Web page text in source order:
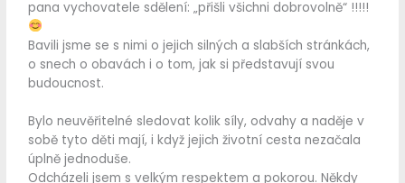
pana vychovatele sdělení: „přišli všichni dobrovolně“ !!!!!
Bavili jsme se s nimi o jejich silných a slabších stránkách,
o snech o obavách i o tom, jak si představují svou
budoucnost.
Bylo neuvěřitelné sledovat kolik síly, odvahy a naděje v
sobě tyto děti mají, i když jejich životní cesta nezačala
úplně jednoduše.
Odcházeli jsem s velkým respektem a pokorou. Někdy